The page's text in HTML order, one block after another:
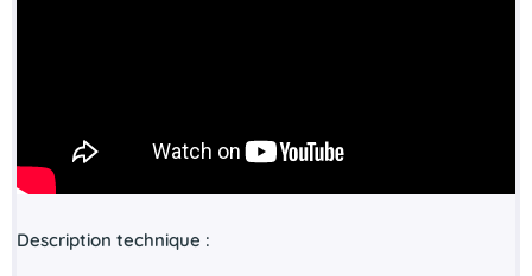
Description technique :